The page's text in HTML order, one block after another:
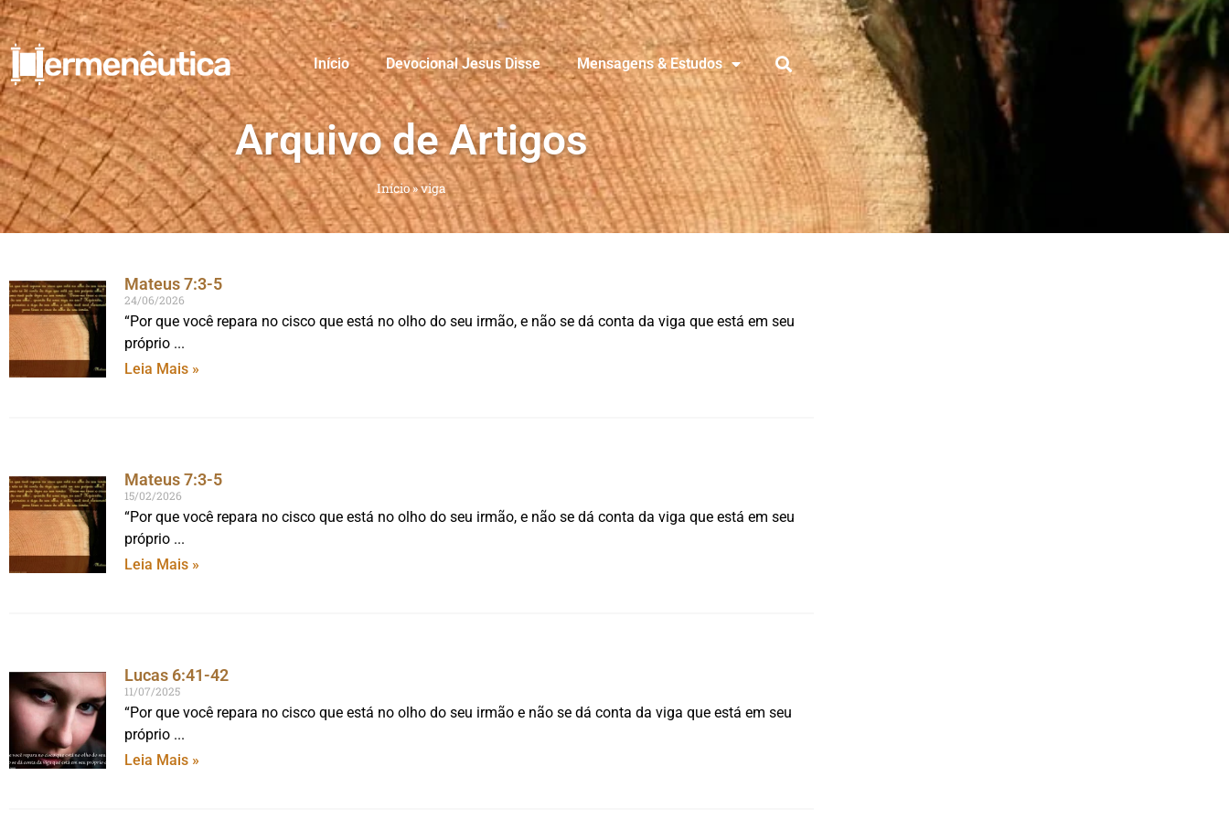
Início Devocional Jesus Disse Mensagens & Estudos
Arquivo de Artigos
Início»viga
Mateus 7:3-5
24/06/2026
“Por que você repara no cisco que está no olho do seu irmão, e não se dá conta da viga que está em seu
próprio
Leia Mais »
Mateus 7:3-5
15/02/2026
“Por que você repara no cisco que está no olho do seu irmão, e não se dá conta da viga que está em seu
próprio
Leia Mais »
Lucas 6:41-42
11/07/2025
“Por que você repara no cisco que está no olho do seu irmão e não se dá conta da viga que está em seu
próprio
Leia Mais »